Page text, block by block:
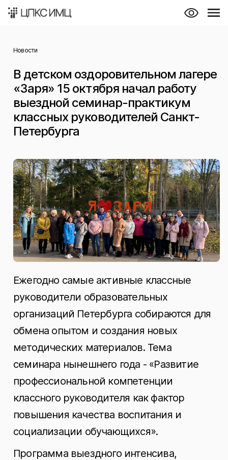
Новости
В детском оздоровительном лагере
«Заря» 15 октября начал работу
выездной семинар-практикум
классных руководителей Санкт-
Петербурга
Ежегодно самые активные классные
руководители образовательных
организаций Петербурга собираются для
обмена опытом и создания новых
методических материалов. Тема
семинара нынешнего года - «Развитие
профессиональной компетенции
классного руководителя как фактор
повышения качества воспитания и
социализации обучающихся».
Программа выездного интенсива,